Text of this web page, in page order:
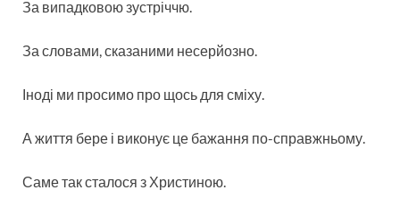
За випадковою зустріччю.
За словами, сказаними несерйозно.
Іноді ми просимо про щось для сміху.
А життя бере і виконує це бажання по-справжньому.
Саме так сталося з Христиною.